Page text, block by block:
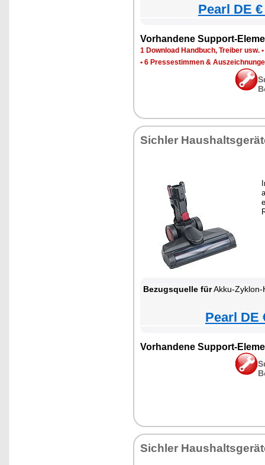
Pearl DE
Vorhandene Support-
1 Download Handbuch, Treiber usw. •
• 6 Pressestimmen &
Sichler
Bezugsquelle fürAkku-Zyklon-Hand- &
Pearl DE
Vorhandene Support-
Sichler